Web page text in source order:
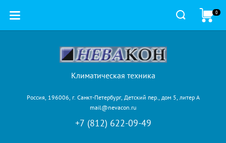
Климатическая техника
Россия, 196006, г. Санкт-Петербург, Детский пер., дом 5, литер А
mail@nevacon.ru
+7 (812) 622-09-49
0